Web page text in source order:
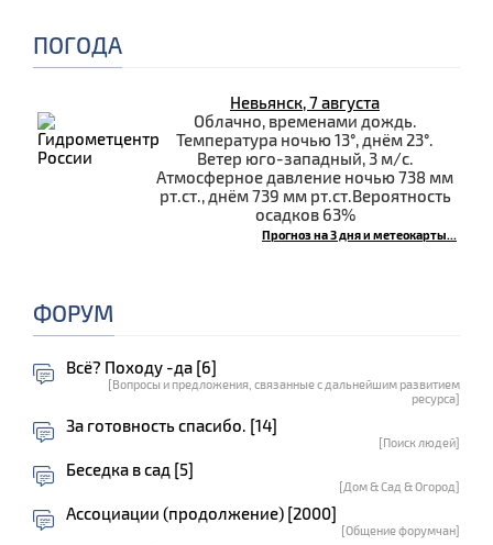
ПОГОДА
Невьянск, 7 августа
Облачно, временами дождь.
Температура ночью 13°, днём 23°.
Ветер юго-западный, 3 м/с.
Атмосферное давление ночью 738 мм
рт.ст., днём 739 мм рт.ст.Вероятность
осадков 63%
Прогноз на 3 дня и метеокарты...
ФОРУМ
Всё? Походу -да [6]
[Вопросы и предложения, связанные с дальнейшим развитием
ресурса]
За готовность спасибо. [14]
[Поиск людей]
Беседка в сад [5]
[Дом & Сад & Огород]
Ассоциации (продолжение) [2000]
[Общение форумчан]